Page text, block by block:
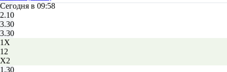
Сегодня в 09:58
2.10
3.30
3.30
1X
12
X2
1.30